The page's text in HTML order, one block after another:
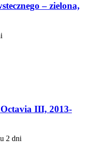
– zielona,
III, 2013-
2 dni